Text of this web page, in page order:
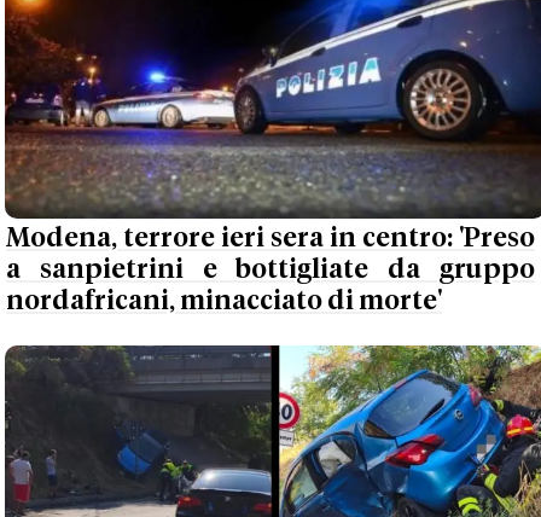
Modena, terrore ieri sera in centro: 'Preso
a sanpietrini e bottigliate da gruppo
nordafricani, minacciato di morte'